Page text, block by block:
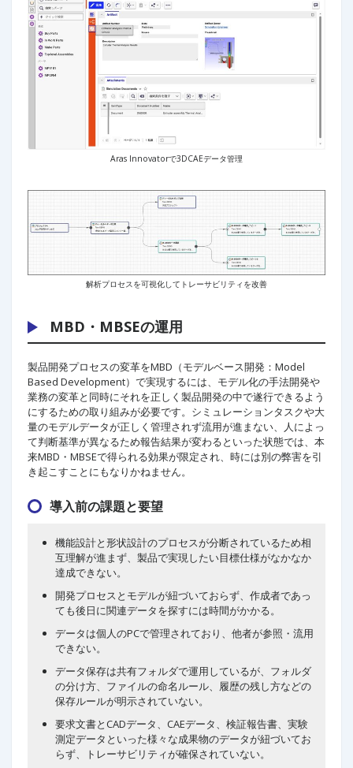
Aras Innovatorで3DCAEデータ管理
解析プロセスを可視化してトレーサビリティを改善
MBD・MBSEの運用
製品開発プロセスの変革をMBD（モデルベース開発：Model
Based Development）で実現するには、モデル化の手法開発や
業務の変革と同時にそれを正しく製品開発の中で遂行できるよう
にするための取り組みが必要です。シミュレーションタスクや大
量のモデルデータが正しく管理されず流用が進まない、人によっ
て判断基準が異なるため報告結果が変わるといった状態では、本
来MBD・MBSEで得られる効果が限定され、時には別の弊害を引
き起こすことにもなりかねません。
導入前の課題と要望
機能設計と形状設計のプロセスが分断されているため相
互理解が進まず、製品で実現したい目標仕様がなかなか
達成できない。
開発プロセスとモデルが紐づいておらず、作成者であっ
ても後日に関連データを探すには時間がかかる。
データは個人のPCで管理されており、他者が参照・流用
できない。
データ保存は共有フォルダで運用しているが、フォルダ
の分け方、ファイルの命名ルール、履歴の残し方などの
保存ルールが明示されていない。
要求文書とCADデータ、CAEデータ、検証報告書、実験
測定データといった様々な成果物のデータが紐づいてお
らず、トレーサビリティが確保されていない。